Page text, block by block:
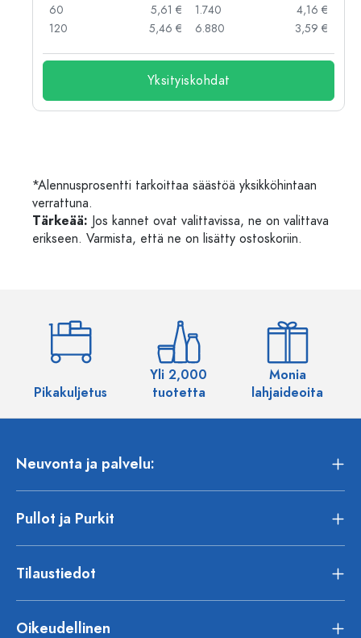
60
5,61 €
120
5,46 €
1.740
4,16 €
6.880
3,59 €
Yksityiskohdat
*Alennusprosentti tarkoittaa säästöä yksikköhintaan
verrattuna.
Tärkeää: Jos kannet ovat valittavissa, ne on valittava
erikseen. Varmista, että ne on lisätty ostoskoriin.
Pikakuljetus
Yli 2,000
tuotetta
Monia
lahjaideoita
Neuvonta ja palvelu:
Pullot ja Purkit
Tilaustiedot
Oikeudellinen